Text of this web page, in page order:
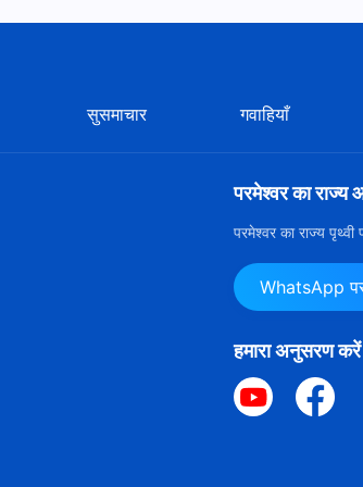
सुसमाचार गवाहियाँ
परमेश्वर का राज्य
परमेश्वर का राज्य
WhatsApp
हमारा अनुसरण करें